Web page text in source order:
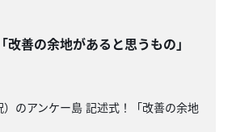
「改善の余地があると思うもの」
）のアンケー島 記述式！「改善の余地